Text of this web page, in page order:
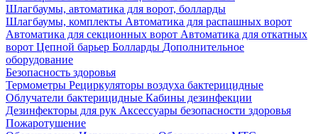
Шлагбаумы, автоматика для ворот, болларды
Шлагбаумы, комплекты Автоматика для распашных ворот
Автоматика для секционных ворот Автоматика для откатных
ворот Цепной барьер Болларды Дополнительное
оборудование
Безопасность здоровья
Термометры Рециркуляторы воздуха бактерицидные
Облучатели бактерицидные Кабины дезинфекции
Дезинфекторы для рук Аксессуары безопасности здоровья
Пожаротушение